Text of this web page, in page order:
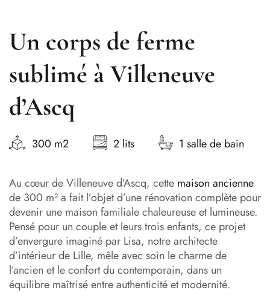
Un corps de ferme
sublimé à Villeneuve
d’Ascq
300 m2 2 lits 1 salle de bain
Au cœur de Villeneuve d’Ascq, cette maison ancienne
de 300 m² a fait l’objet d’une rénovation complète pour
devenir une maison familiale chaleureuse et lumineuse.
Pensé pour un couple et leurs trois enfants, ce projet
d’envergure imaginé par Lisa, notre architecte
d’intérieur de Lille, mêle avec soin le charme de
l’ancien et le confort du contemporain, dans un
équilibre maîtrisé entre authenticité et modernité.